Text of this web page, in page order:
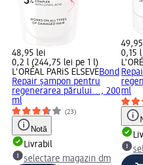
48,95 lei
0,2 l (244,75 lei pe 1 l)
L'ORÉAL PARiS ELSEVEBond
Repair șampon pentru
regenerarea părului..., 200
ml
(23)
Notă
Livrabil
selectare magazin dm
0,15
ml